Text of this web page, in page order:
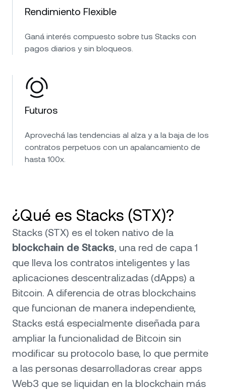
Rendimiento Flexible
Ganá interés compuesto sobre tus Stacks con
pagos diarios y sin bloqueos.
Futuros
Aprovechá las tendencias al alza y a la baja de los
contratos perpetuos con un apalancamiento de
hasta 100x.
¿Qué es Stacks (STX)?
Stacks (STX) es el token nativo de la
blockchain de Stacks, una red de capa 1
que lleva los contratos inteligentes y las
aplicaciones descentralizadas (dApps) a
Bitcoin. A diferencia de otras blockchains
que funcionan de manera independiente,
Stacks está especialmente diseñada para
ampliar la funcionalidad de Bitcoin sin
modificar su protocolo base, lo que permite
a las personas desarrolladoras crear apps
Web3 que se liquidan en la blockchain más